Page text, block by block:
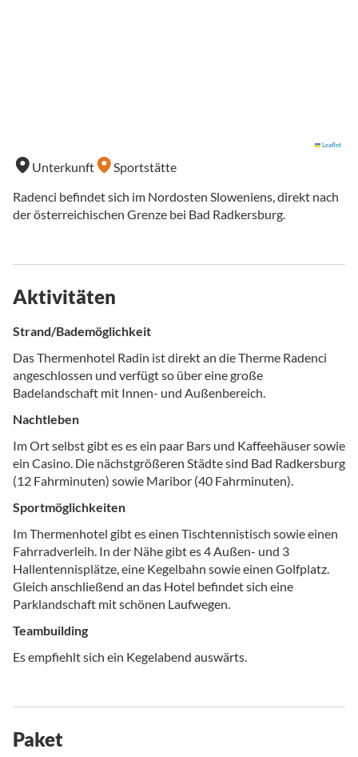
Leaflet
Unterkunft
Sportstätte
Radenci befindet sich im Nordosten Sloweniens, direkt nach
der österreichischen Grenze bei Bad Radkersburg.
Aktivitäten
Strand/Bademöglichkeit
Das Thermenhotel Radin ist direkt an die Therme Radenci
angeschlossen und verfügt so über eine große
Badelandschaft mit Innen- und Außenbereich.
Nachtleben
Im Ort selbst gibt es es ein paar Bars und Kaffeehäuser sowie
ein Casino. Die nächstgrößeren Städte sind Bad Radkersburg
(12 Fahrminuten) sowie Maribor (40 Fahrminuten).
Sportmöglichkeiten
Im Thermenhotel gibt es einen Tischtennistisch sowie einen
Fahrradverleih. In der Nähe gibt es 4 Außen- und 3
Hallentennisplätze, eine Kegelbahn sowie einen Golfplatz.
Gleich anschließend an das Hotel befindet sich eine
Parklandschaft mit schönen Laufwegen.
Teambuilding
Es empfiehlt sich ein Kegelabend auswärts.
Paket